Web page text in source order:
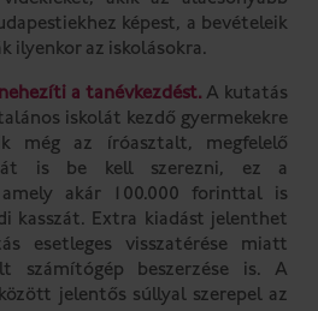
képest, a bevételeik
ilyenkor az iskolásokra.
a tanévkezdést. A kutatás
iskolát kezdő gyermekekre
még az íróasztalt, megfelelő
is be kell szerezni, ez a
akár 100.000 forinttal is
kasszát. Extra kiadást jelenthet
esetleges visszatérése miatt
számítógép beszerzése is. A
jelentős súllyal szerepel az